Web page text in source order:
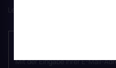
Legen Sie Ihre E-Mail ein und wir
neue Produkte in
Mit der Eingabe Ihrer E-Mail-